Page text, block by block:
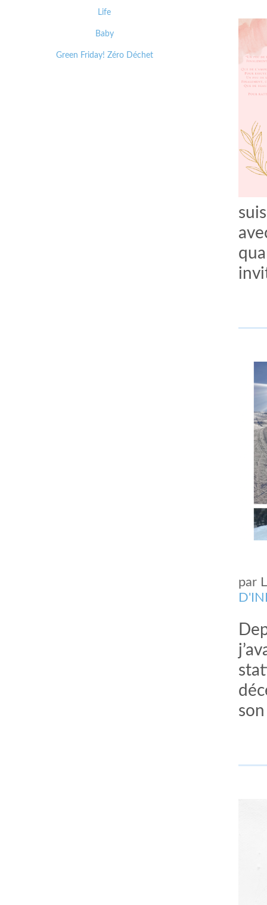
par
Life
Baby
Green Friday! Zéro Déchet